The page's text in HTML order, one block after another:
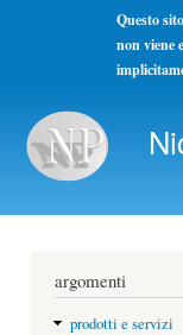
Questo
non viene
argomenti
prodotti e servizi